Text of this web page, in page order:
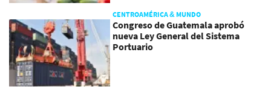
CENTROAMÉRICA & MUNDO
Congreso de Guatemala aprobó
nueva Ley General del Sistema
Portuario